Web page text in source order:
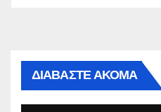
ΔΙΑΒΑΣΤΕ ΑΚΟΜΑ